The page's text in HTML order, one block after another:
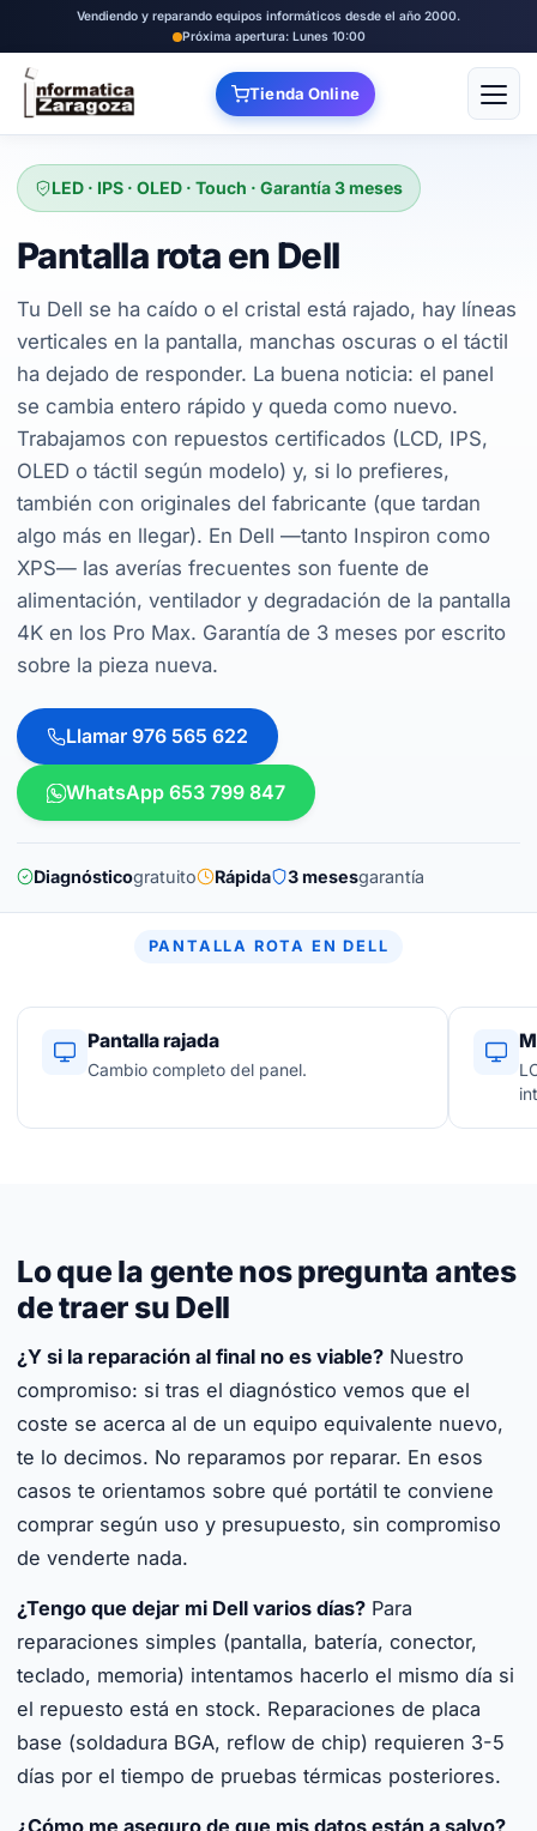
Vendiendo y reparando equipos informáticos desde el año 2000.
Próxima apertura: Lunes 10:00
Tienda Online Abrir
LED · IPS · OLED · Touch · Garantía 3 meses
Pantalla rota en Dell
Tu Dell se ha caído o el cristal está rajado, hay líneas
verticales en la pantalla, manchas oscuras o el táctil
ha dejado de responder. La buena noticia: el panel
se cambia entero rápido y queda como nuevo.
Trabajamos con repuestos certificados (LCD, IPS,
OLED o táctil según modelo) y, si lo prefieres,
también con originales del fabricante (que tardan
algo más en llegar). En Dell —tanto Inspiron como
XPS— las averías frecuentes son fuente de
alimentación, ventilador y degradación de la pantalla
4K en los Pro Max. Garantía de 3 meses por escrito
sobre la pieza nueva.
Llamar 976 565 622
WhatsApp 653 799 847
Diagnósticogratuito Rápida 3 mesesgarantía
PANTALLA ROTA EN DELL
Pantalla rajada
Cambio completo del panel.
Lo que la gente nos pregunta antes
de traer su Dell
¿Y si la reparación al final no es viable? Nuestro
compromiso: si tras el diagnóstico vemos que el
coste se acerca al de un equipo equivalente nuevo,
te lo decimos. No reparamos por reparar. En esos
casos te orientamos sobre qué portátil te conviene
comprar según uso y presupuesto, sin compromiso
de venderte nada.
¿Tengo que dejar mi Dell varios días? Para
reparaciones simples (pantalla, batería, conector,
teclado, memoria) intentamos hacerlo el mismo día si
el repuesto está en stock. Reparaciones de placa
base (soldadura BGA, reflow de chip) requieren 3-5
días por el tiempo de pruebas térmicas posteriores.
¿Cómo me aseguro de que mis datos están a salvo?